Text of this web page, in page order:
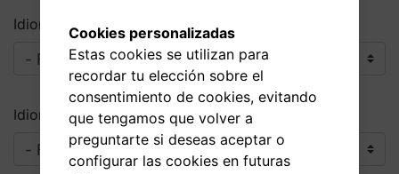
Idioma origen
Idioma destino
Cookies personalizadas
Estas cookies se utilizan para
recordar tu elección sobre el
consentimiento de cookies, evitando
que tengamos que volver a
preguntarte si deseas aceptar o
configurar las cookies en futuras